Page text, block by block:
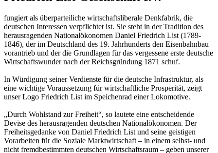
fungiert als überparteiliche wirtschaftsliberale Denkfabrik, die
deutschen Interessen verpflichtet ist. Sie steht in der Tradition des
herausragenden Nationalökonomen Daniel Friedrich List (1789-
1846), der im Deutschland des 19. Jahrhunderts den Eisenbahnbau
vorantrieb und der die Grundlagen für das vergessene erste deutsche
Wirtschaftswunder nach der Reichsgründung 1871 schuf.
In Würdigung seiner Verdienste für die deutsche Infrastruktur, als
eine wichtige Voraussetzung für wirtschaftliche Prosperität, zeigt
unser Logo Friedrich List im Speichenrad einer Lokomotive.
„Durch Wohlstand zur Freiheit“, so lautete eine entscheidende
Devise des herausragenden deutschen Nationalökonomen. Der
Freiheitsgedanke von Daniel Friedrich List und seine geistigen
Vorarbeiten für die Soziale Marktwirtschaft – in einem selbst- und
nicht fremdbestimmten deutschen Wirtschaftsraum – geben unserer